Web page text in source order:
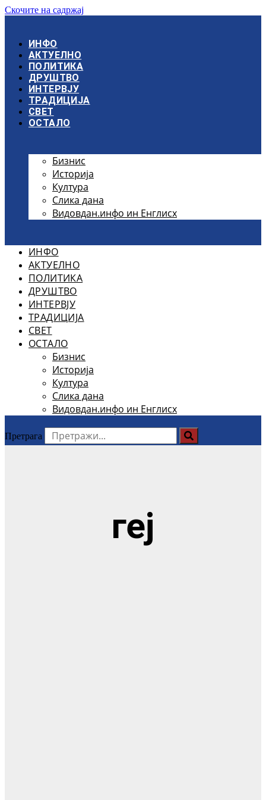
Скочите на садржај
ИНФО
АКТУЕЛНО
ПОЛИТИКА
ДРУШТВО
ИНТЕРВЈУ
ТРАДИЦИЈА
СВЕТ
ОСТАЛО
Бизнис
Историја
Култура
Слика дана
Видовдан.инфо ин Енглисх
ИНФО
АКТУЕЛНО
ПОЛИТИКА
ДРУШТВО
ИНТЕРВЈУ
ТРАДИЦИЈА
СВЕТ
ОСТАЛО
Бизнис
Историја
Култура
Слика дана
Видовдан.инфо ин Енглисх
Претрага
геј